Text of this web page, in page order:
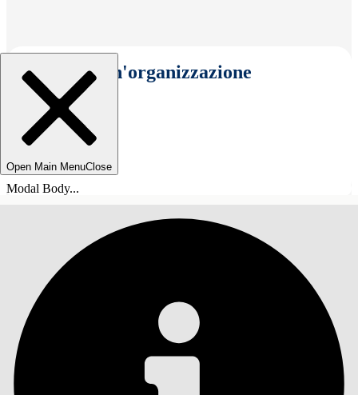
Seleziona un'organizzazione
Open Main MenuClose
Modal Body...
SOMMARIO